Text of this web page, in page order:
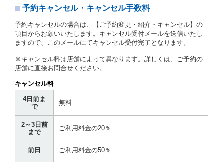
第３章／貸 渡 し
第７条（貸渡契約の締結）
借受人は第２条第１項に定める借受条件を明示し、当
貸渡契約を締結するものとします。ただし、貸し渡す
ことができるレンタカーがない場合又は借受人若しく
は運転者が第８条第１項若しくは第２項各号のいずれ
かに該当する場合を除きます。
貸渡契約を締結した場合、借受人は当社に第１0条第
１項に定める貸渡料金を支払うものとします。
運転者の義務と定められた事項を遵守するものとしま
す。
当社は、監督官庁の基本通達（注１）に基づき、貸渡
予約キャンセル・キャンセル手数料
予約キャンセルの場合は、【ご予約変更・紹介・キャンセル】の
項目からお願いいたします。キャンセル受付メールを送信いたし
ますので、このメールにてキャンセル受付完了となります。
※キャンセル料は店舗によって異なります。詳しくは、ご予約の
店舗に直接お問合せください。
キャンセル料
4日前ま
で
無料
2～3日前
まで
ご利用料金の20％
前日 ご利用料金の50％